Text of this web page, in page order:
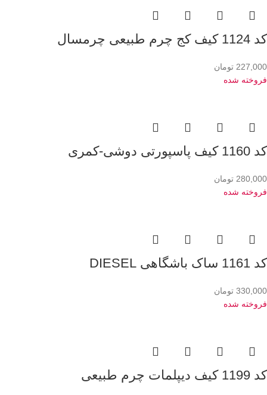
کد 1124 کیف کج چرم طبیعی چرمسال
227,000 تومان
فروخته شده
کد 1160 کیف پاسپورتی دوشی-کمری
280,000 تومان
فروخته شده
کد 1161 ساک باشگاهی DIESEL
330,000 تومان
فروخته شده
کد 1199 کیف دیپلمات چرم طبیعی